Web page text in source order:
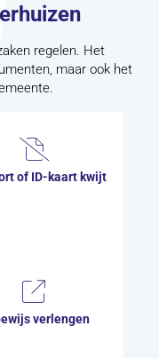
regelen. Het
maar ook het
of ID-kaart kwijt
verlengen